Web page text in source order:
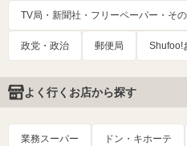
TV局・新聞社・フリーペーパー・そ
政党・政治 郵便局 Shufoo!
よく行くお店から探す
業務スーパー ドン・キホーテ